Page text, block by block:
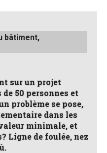
bâtiment,
sur un projet
50 personnes et
problème se pose,
dans les
minimale, et
Ligne de foulée, nez